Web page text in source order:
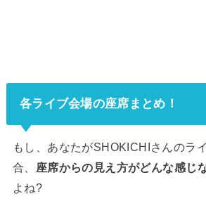
各ライブ会場の座席まとめ！
もし、あなたがSHOKICHIさんのラ
合、 座席からの見え方がどんな感じ
よね?